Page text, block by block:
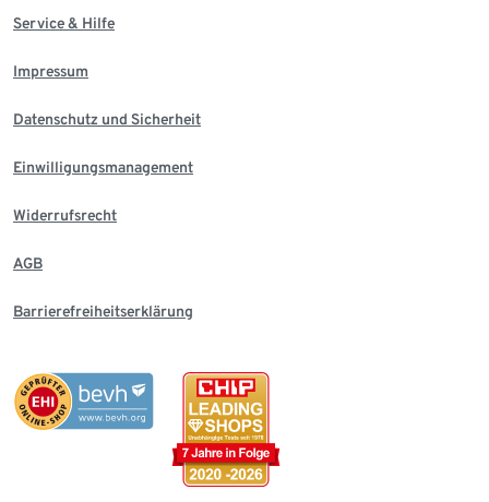
Service & Hilfe
Impressum
Datenschutz und Sicherheit
Einwilligungsmanagement
Widerrufsrecht
AGB
Barrierefreiheitserklärung